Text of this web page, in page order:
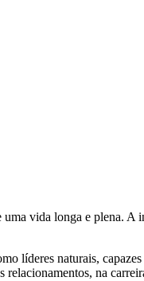
vida longa e plena. A
líderes naturais,
relacionamentos, na